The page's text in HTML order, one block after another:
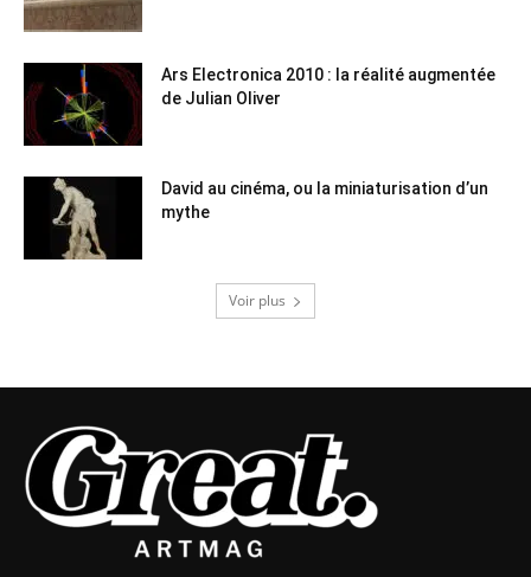
Ars Electronica 2010 : la réalité augmentée
de Julian Oliver
David au cinéma, ou la miniaturisation d’un
mythe
Voir plus